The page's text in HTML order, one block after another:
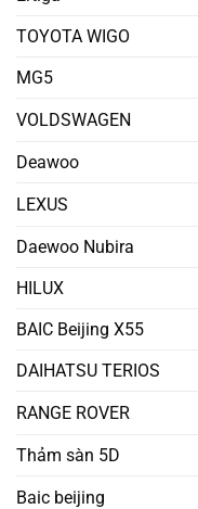
TOYOTA WIGO
MG5
VOLDSWAGEN
Deawoo
LEXUS
Daewoo Nubira
HILUX
BAIC Beijing X55
DAIHATSU TERIOS
RANGE ROVER
Thảm sàn 5D
Baic beijing